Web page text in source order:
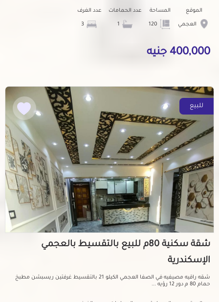
الموقع
العجمي
المساحة عدد الحمامات عدد الغرف
400,000 جنيه
للبيع
شقة سكنية 80م للبيع بالتقسيط بالعجمي
الإسكندرية
شقه راقيه مصيفيه في الصفا العجمي الكيلو 21 بالتقسيط غرفتين ريسبشن مطبخ
حمام 80 م دور 12 رؤيه ...